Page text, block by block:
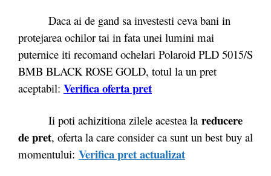
Daca ai de gand sa investesti ceva bani in
protejarea ochilor tai in fata unei lumini mai
puternice iti recomand ochelari Polaroid PLD 5015/S
BMB BLACK ROSE GOLD, totul la un pret
aceptabil: Verifica oferta pret
Ii poti achizitiona zilele acestea la reducere
de pret, oferta la care consider ca sunt un best buy al
momentului: Verifica pret actualizat